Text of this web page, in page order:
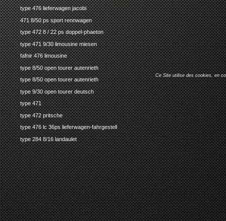
type 476 lieferwagen jacobi
471 8/50 ps sport rennwagen
type 472 8 / 22 ps doppel-phaeton
type 471 9/30 limousine miesen
fafnir 476 limousine
type 8/50 open tourer autenrieth
type 8/50 open tourer autenrieth
type 9/30 open tourer deutsch
type 471
type 472 pritsche
type 476 lc 36ps lieferwagen-fahrgestell
type 284 8/16 landaulet
Ce Site utilise des cookies, en